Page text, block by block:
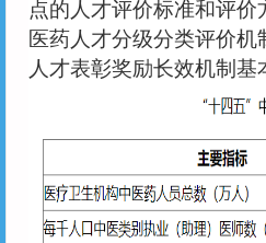
点的人才评价标准和评价
医药人才分级分类评价
人才表彰奖励长效机制基